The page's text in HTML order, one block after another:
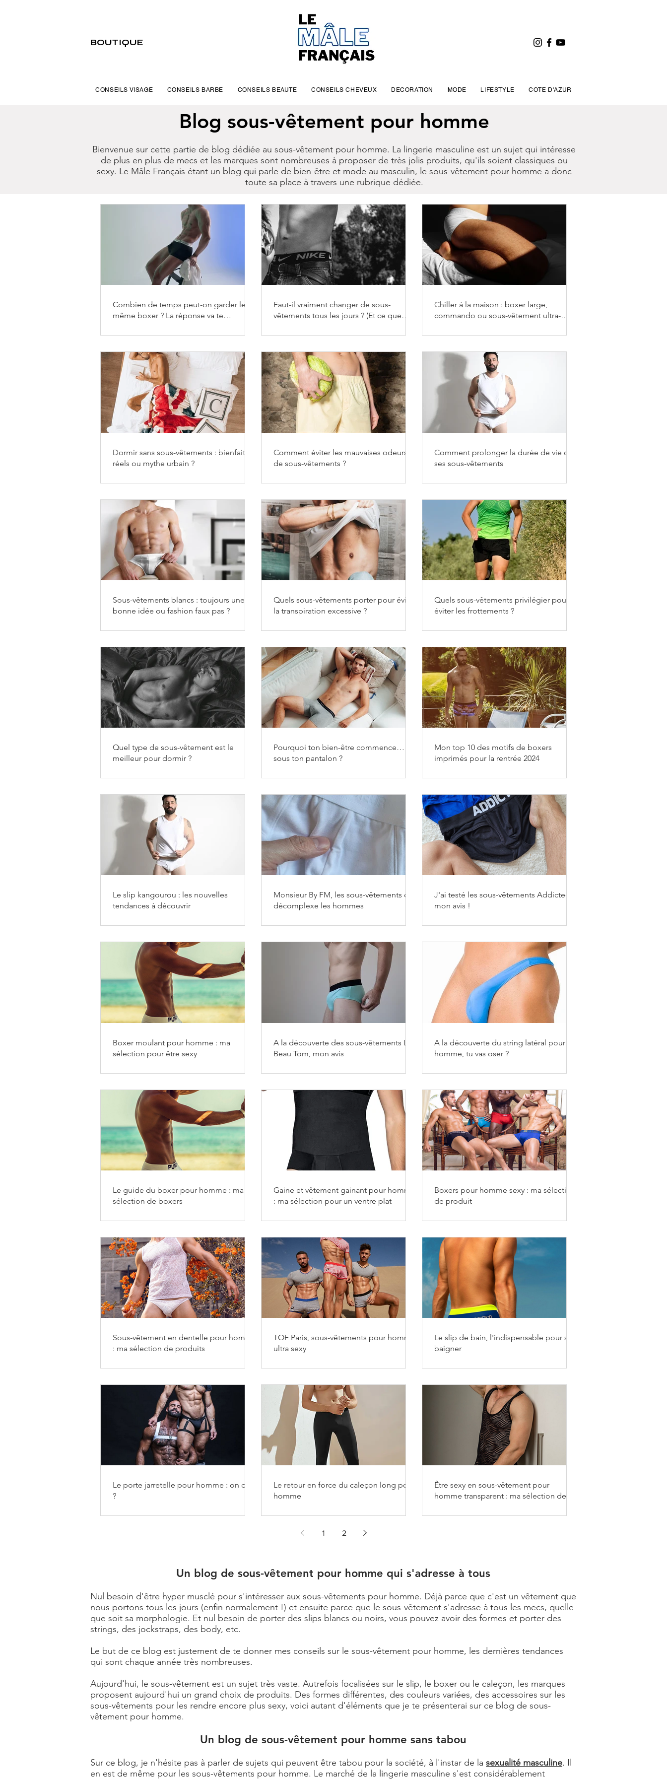
BOUTIQUE
Blog sous-vêtement pour homme
Bienvenue sur cette partie de blog dédiée au sous-vêtement pour homme. La lingerie masculine est un sujet qui intéresse
de plus en plus de mecs et les marques sont nombreuses à proposer de très jolis produits, qu'ils soient classiques ou
sexy. Le Mâle Français étant un blog qui parle de bien-être et mode au masculin, le sous-vêtement pour homme a donc
toute sa place à travers une rubrique dédiée.
Combien de temps peut-on garder le
même boxer ? La réponse va te
Faut-il vraiment changer de sous-
vêtements tous les jours ? (Et ce que
Chiller à la maison : boxer large,
commando ou sous-vêtement ultra-
Dormir sans sous-vêtements : bienfaits
réels ou mythe urbain ?
Comment éviter les mauvaises odeurs
de sous-vêtements ?
Comment prolonger la durée de vie de
ses sous-vêtements
Sous-vêtements blancs : toujours une
bonne idée ou fashion faux pas ?
Quels sous-vêtements porter pour éviter
la transpiration excessive ?
Quels sous-vêtements privilégier pour
éviter les frottements ?
Quel type de sous-vêtement est le
meilleur pour dormir ?
Pourquoi ton bien-être commence…
sous ton pantalon ?
Mon top 10 des motifs de boxers
imprimés pour la rentrée 2024
Le slip kangourou : les nouvelles
tendances à découvrir
Monsieur By FM, les sous-vêtements qui
décomplexe les hommes
J'ai testé les sous-vêtements Addicted,
mon avis !
Boxer moulant pour homme : ma
sélection pour être sexy
A la découverte des sous-vêtements Le
Beau Tom, mon avis
A la découverte du string latéral pour
homme, tu vas oser ?
Le guide du boxer pour homme : ma
sélection de boxers
Gaine et vêtement gainant pour homme
: ma sélection pour un ventre plat
Boxers pour homme sexy : ma sélection
de produit
Sous-vêtement en dentelle pour homme
: ma sélection de produits
TOF Paris, sous-vêtements pour homme
ultra sexy
Le slip de bain, l'indispensable pour se
baigner
Le porte jarretelle pour homme : on ose
?
Le retour en force du caleçon long pour
homme
Être sexy en sous-vêtement pour
homme transparent : ma sélection de
1 2
Un blog de sous-vêtement pour homme qui s'adresse à tous
Nul besoin d'être hyper musclé pour s'intéresser aux sous-vêtements pour homme. Déjà parce que c'est un vêtement que
nous portons tous les jours (enfin normalement !) et ensuite parce que le sous-vêtement s'adresse à tous les mecs, quelle
que soit sa morphologie. Et nul besoin de porter des slips blancs ou noirs, vous pouvez avoir des formes et porter des
strings, des jockstraps, des body, etc.
Le but de ce blog est justement de te donner mes conseils sur le sous-vêtement pour homme, les dernières tendances
qui sont chaque année très nombreuses.
Aujourd'hui, le sous-vêtement est un sujet très vaste. Autrefois focalisées sur le slip, le boxer ou le caleçon, les marques
proposent aujourd'hui un grand choix de produits. Des formes différentes, des couleurs variées, des accessoires sur les
sous-vêtements pour les rendre encore plus sexy, voici autant d'éléments que je te présenterai sur ce blog de sous-
vêtement pour homme.
Un blog de sous-vêtement pour homme sans tabou
Sur ce blog, je n'hésite pas à parler de sujets qui peuvent être tabou pour la société, à l'instar de la sexualité masculine. Il
en est de même pour les sous-vêtements pour homme. Le marché de la lingerie masculine s'est considérablement
CONSEILS VISAGE CONSEILS BARBE CONSEILS BEAUTE CONSEILS CHEVEUX DECORATION MODE LIFESTYLE COTE D'AZUR